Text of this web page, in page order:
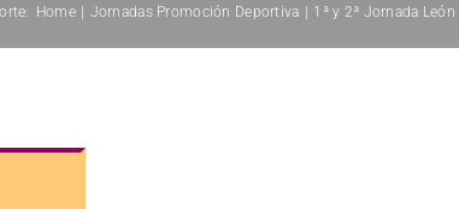
Home Jornadas Promoción Deportiva 1ª y 2ª Jornada